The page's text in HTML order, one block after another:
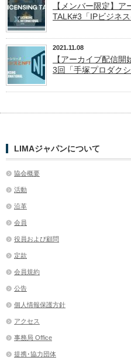
【メンバー限定】
TALK#3「IPビジネ
2021.11.08
【アーカイブ配信
3回「手塚プロダク
LIMAジャパンについて
協会概要
活動
沿革
会員
役員および顧問
定款
会員規約
公告
個人情報保護方針
アクセス
事務局 Office
提携･協力団体